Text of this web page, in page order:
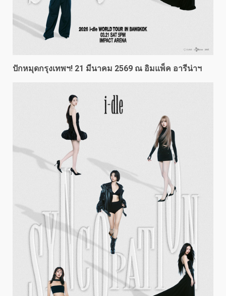
ปักหมุดกรุงเทพฯ! 21 มีนาคม 2569 ณ อิมแพ็ค อารีน่าฯ